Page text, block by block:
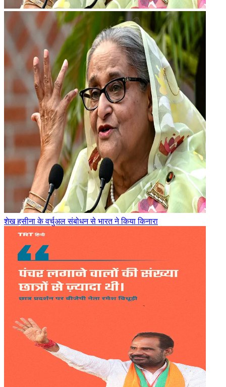
शेख हसीना के वर्चुअल संबोधन से भारत ने किया किनारा